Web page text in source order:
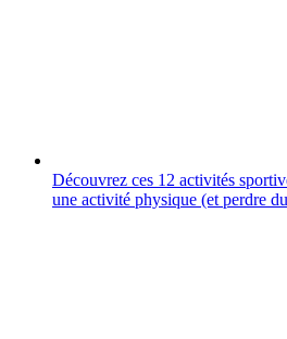
Découvrez ces 12 activités
une activité physique (et perdre